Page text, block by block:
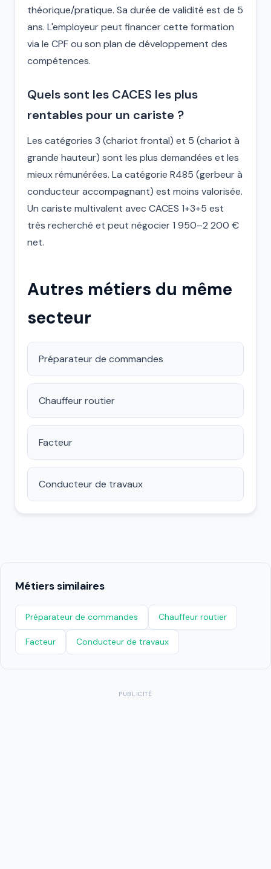
théorique/pratique. Sa durée de validité est de 5
ans. L'employeur peut financer cette formation
via le CPF ou son plan de développement des
compétences.
Quels sont les CACES les plus
rentables pour un cariste ?
Les catégories 3 (chariot frontal) et 5 (chariot à
grande hauteur) sont les plus demandées et les
mieux rémunérées. La catégorie R485 (gerbeur à
conducteur accompagnant) est moins valorisée.
Un cariste multivalent avec CACES 1+3+5 est
très recherché et peut négocier 1 950–2 200 €
net.
Autres métiers du même
secteur
Préparateur de commandes
Chauffeur routier
Facteur
Conducteur de travaux
Métiers similaires
Préparateur de commandes Chauffeur routier
Facteur Conducteur de travaux
PUBLICITÉ